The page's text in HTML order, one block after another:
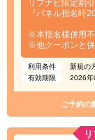
リフナビ限定割引
『パネル指名時
※本指名様併用
※他クーポンと
利用条件
新規の
有効期限
2026年
ご予約の